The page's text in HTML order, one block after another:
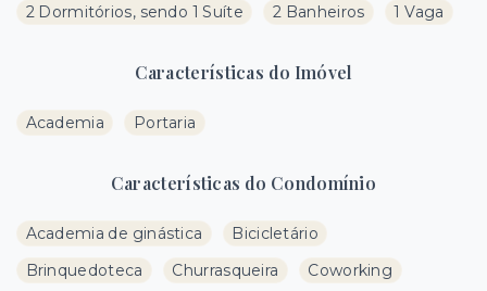
2 Dormitórios, sendo 1 Suíte 2 Banheiros 1 Vaga
Características do Imóvel
Academia Portaria
Características do Condomínio
Academia de ginástica
Bicicletário
Brinquedoteca
Churrasqueira
Coworking